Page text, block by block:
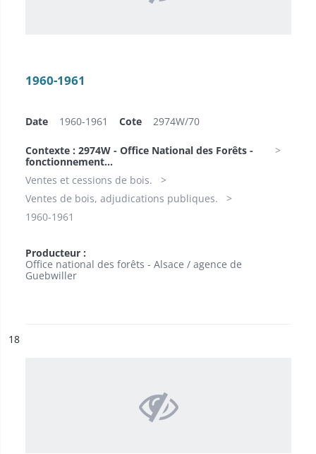
1960-1961
Date 1960-1961 Cote 2974W/70
Contexte : 2974W - Office National des Forêts -
fonctionnement...
Ventes et cessions de bois.
Ventes de bois, adjudications publiques.
1960-1961
Producteur :
Office national des forêts - Alsace / agence de
Guebwiller
n°
18